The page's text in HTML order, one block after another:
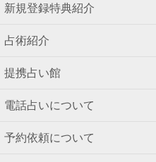
新規登録特典紹介
占術紹介
提携占い館
電話占いについて
予約依頼について